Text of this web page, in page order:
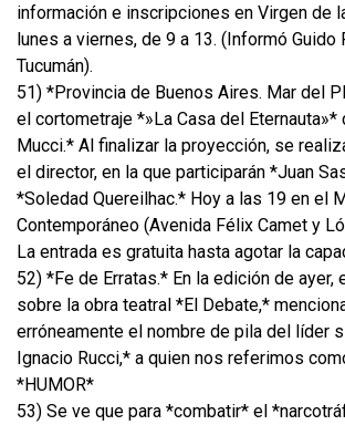
información e inscripciones en Virgen de
lunes a viernes, de 9 a 13. (Informó Guido
Tucumán).
51) *Provincia de Buenos Aires. Mar del
el cortometraje *»La Casa del Eternauta»*
Mucci.* Al finalizar la proyección, se
el director, en la que participarán *Juan
*Soledad Quereilhac.* Hoy a las 19 en el
Contemporáneo (Avenida Félix Camet y
La entrada es gratuita hasta agotar la
52) *Fe de Erratas.* En la edición de ayer,
sobre la obra teatral *El Debate,*
erróneamente el nombre de pila del líder
Ignacio Rucci,* a quien nos referimos
*HUMOR*
53) Se ve que para *combatir* el